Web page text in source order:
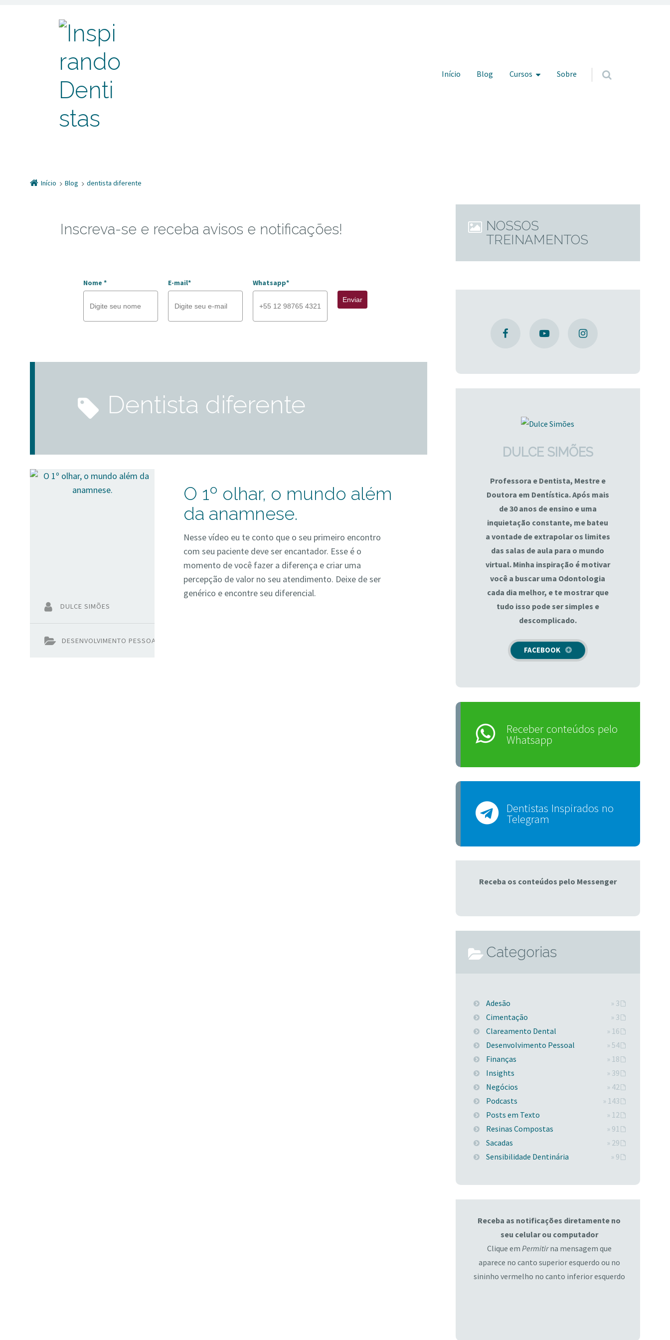
Pular para o conteúdo
Início Blog Cursos Sobre
Início Blog dentista diferente
Inscreva-se e receba avisos e notificações!
Nome * E-mail* Whatsapp*
Enviar
dentista diferente
DESENVOLVIMENTO PESSOAL
DULCE SIMÕES
O 1º olhar, o mundo além
da anamnese.
Nesse vídeo eu te conto que o seu primeiro encontro
com seu paciente deve ser encantador. Esse é o
momento de você fazer a diferença e criar uma
percepção de valor no seu atendimento. Deixe de ser
genérico e encontre seu diferencial.
NOSSOS
TREINAMENTOS
DULCE SIMÕES
Professora e Dentista, Mestre e
Doutora em Dentística. Após mais
de 30 anos de ensino e uma
inquietação constante, me bateu
a vontade de extrapolar os limites
das salas de aula para o mundo
virtual. Minha inspiração é motivar
você a buscar uma Odontologia
cada dia melhor, e te mostrar que
tudo isso pode ser simples e
descomplicado.
FACEBOOK
Receber conteúdos pelo
Whatsapp
Dentistas Inspirados no
Telegram
Receba os conteúdos pelo Messenger
Categorias
Adesão
» 3
Cimentação
» 3
Clareamento Dental
» 16
Desenvolvimento Pessoal
» 54
Finanças
» 18
Insights
» 39
Negócios
» 42
Podcasts
» 143
Posts em Texto
» 12
Resinas Compostas
» 91
Sacadas
» 29
Sensibilidade Dentinária
» 9
Receba as notificações diretamente no
seu celular ou computador
Clique em Permitirna mensagem que
aparece no canto superior esquerdo ou no
sininho vermelho no canto inferior esquerdo